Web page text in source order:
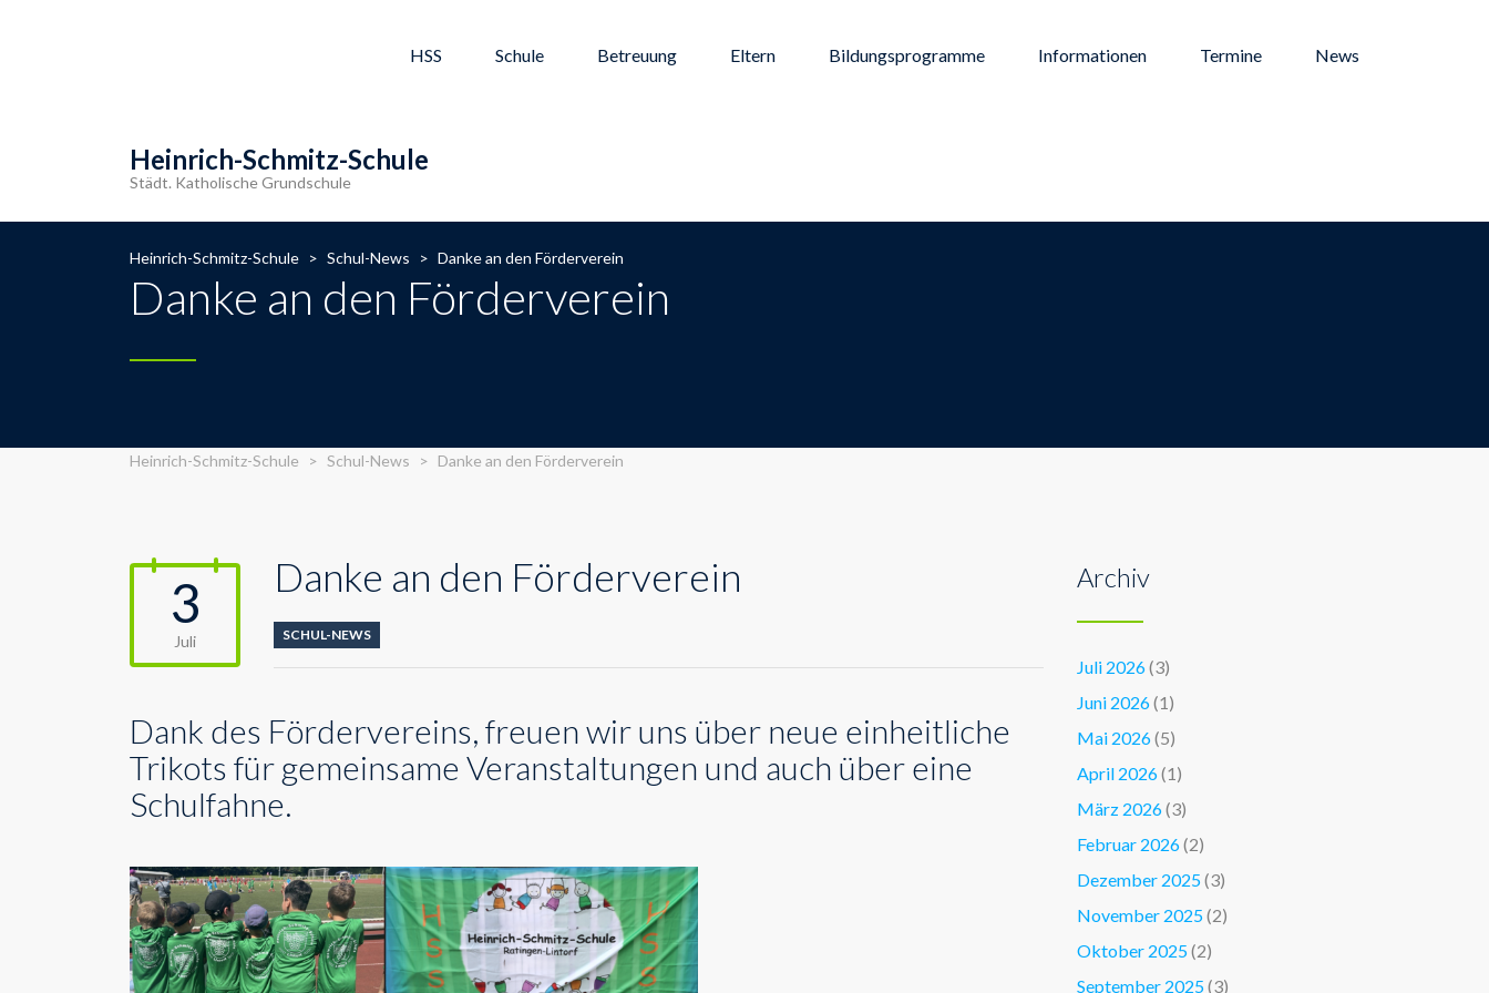
HSS Schule Betreuung Eltern Bildungsprogramme Informationen Termine News
Heinrich-Schmitz-Schule
Städt. Katholische Grundschule
Heinrich-Schmitz-Schule > Schul-News > Danke an den Förderverein
Danke an den Förderverein
Heinrich-Schmitz-Schule > Schul-News > Danke an den Förderverein
3
Juli
Danke an den Förderverein
SCHUL-NEWS
Dank des Fördervereins, freuen wir uns über neue einheitliche
Trikots für gemeinsame Veranstaltungen und auch über eine
Schulfahne.
Archiv
Juli 2026(3)
Juni 2026(1)
Mai 2026(5)
April 2026(1)
März 2026(3)
Februar 2026(2)
Dezember 2025(3)
November 2025(2)
Oktober 2025(2)
September 2025(3)